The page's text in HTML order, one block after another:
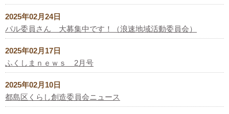
2025年02月24日
パル委員さん 大募集中です！（浪速地域活動委員会）
2025年02月17日
ふくしまｎｅｗｓ 2月号
2025年02月10日
都島区くらし創造委員会ニュース